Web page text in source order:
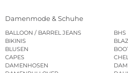
Damenmode & Schuhe
BALLOON / BARREL JEANS
BHS
BIKINIS
BLUSEN
CAPES
DAMENHOSEN